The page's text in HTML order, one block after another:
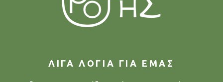
ΛΙΓΑ ΛΟΓΙΑ ΓΙΑ ΕΜΑΣ